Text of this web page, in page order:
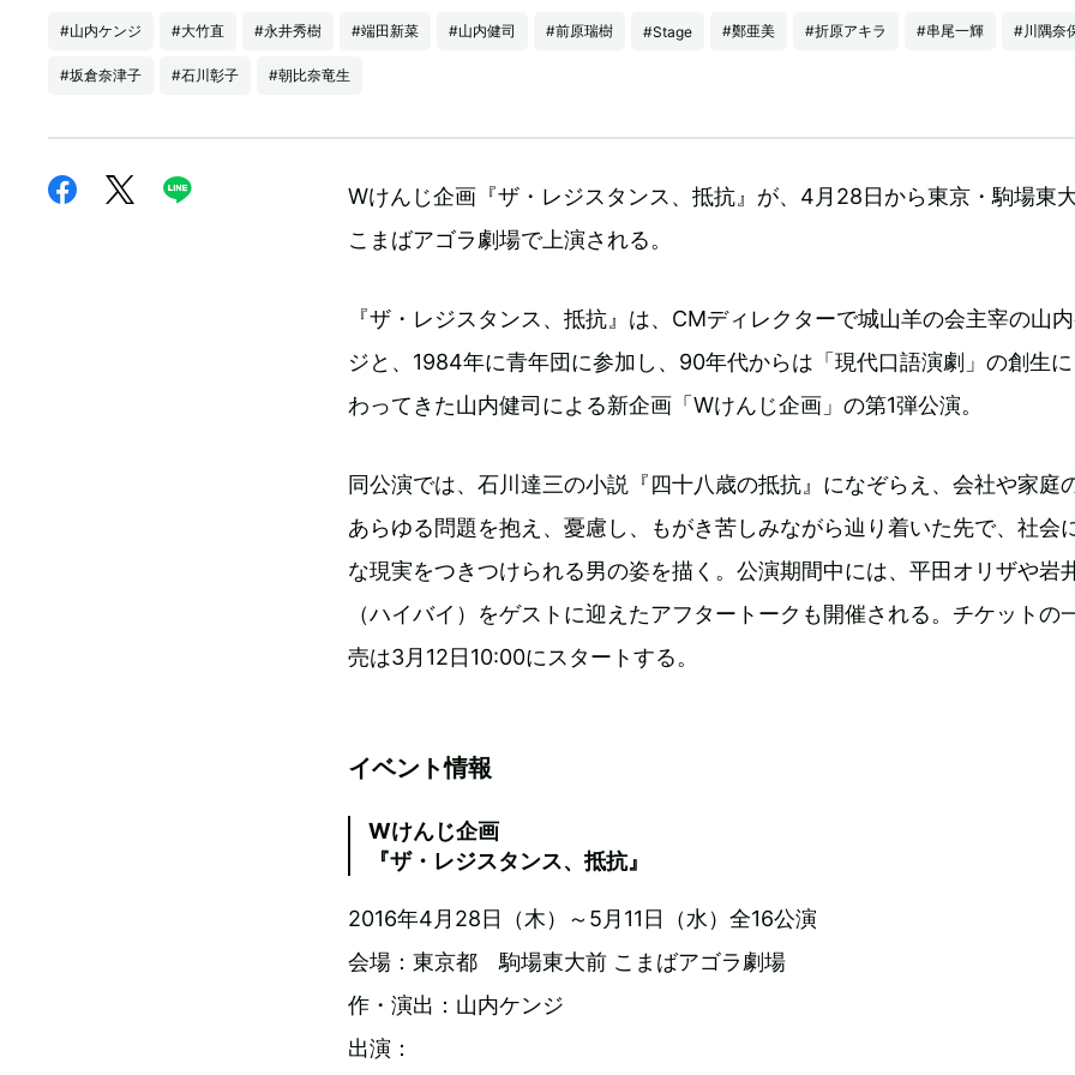
#山内ケンジ #大竹直 #永井秀樹 #端田新菜 #山内健司 #前原瑞樹 #Stage #鄭亜美 #折原アキラ #串尾一輝 #川隅奈
#坂倉奈津子 #石川彰子 #朝比奈竜生
Wけんじ企画『ザ・レジスタンス、抵抗』が、4月28日から東京・駒場東
こまばアゴラ劇場で上演される。
『ザ・レジスタンス、抵抗』は、CMディレクターで城山羊の会主宰の山
ジと、1984年に青年団に参加し、90年代からは「現代口語演劇」の創生
わってきた山内健司による新企画「Wけんじ企画」の第1弾公演。
同公演では、石川達三の小説『四十八歳の抵抗』になぞらえ、会社や家庭
あらゆる問題を抱え、憂慮し、もがき苦しみながら辿り着いた先で、社会
な現実をつきつけられる男の姿を描く。公演期間中には、平田オリザや岩
（ハイバイ）をゲストに迎えたアフタートークも開催される。チケットの
売は3月12日10:00にスタートする。
イベント情報
Wけんじ企画
『ザ・レジスタンス、抵抗』
2016年4月28日（木）～5月11日（水）全16公演
会場：東京都 駒場東大前 こまばアゴラ劇場
作・演出：山内ケンジ
出演：